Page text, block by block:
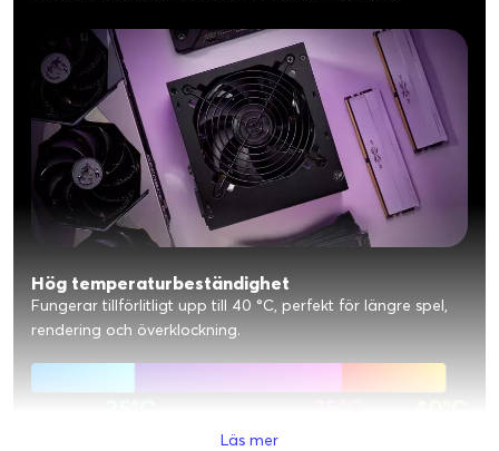
Hög temperaturbeständighet
Fungerar tillförlitligt upp till 40 °C, perfekt för längre spel,
rendering och överklockning.
Läs mer